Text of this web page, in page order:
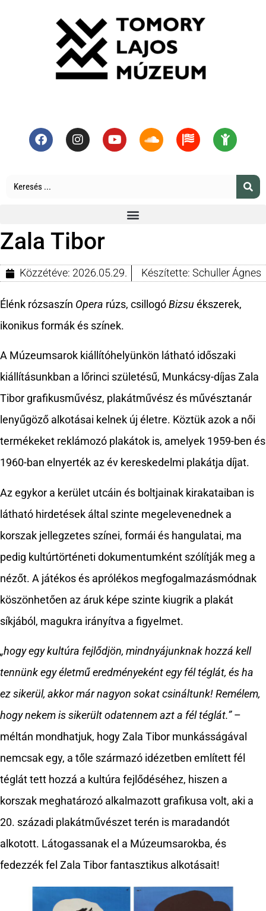
Zala Tibor
Közzétéve: 2026.05.29. Készítette: Schuller Ágnes
Élénk rózsaszín Opera rúzs, csillogó Bizsu ékszerek,
ikonikus formák és színek.
A Múzeumsarok kiállítóhelyünkön látható időszaki
kiállításunkban a lőrinci születésű, Munkácsy-díjas Zala
Tibor grafikusművész, plakátművész és művésztanár
lenyűgöző alkotásai kelnek új életre. Köztük azok a női
termékeket reklámozó plakátok is, amelyek 1959-ben és
1960-ban elnyerték az év kereskedelmi plakátja díjat.
Az egykor a kerület utcáin és boltjainak kirakataiban is
látható hirdetések által szinte megelevenednek a
korszak jellegzetes színei, formái és hangulatai, ma
pedig kultúrtörténeti dokumentumként szólítják meg a
nézőt. A játékos és aprólékos megfogalmazásmódnak
köszönhetően az áruk képe szinte kiugrik a plakát
síkjából, magukra irányítva a figyelmet.
„hogy egy kultúra fejlődjön, mindnyájunknak hozzá kell
tennünk egy életmű eredményeként egy fél téglát, és ha
ez sikerül, akkor már nagyon sokat csináltunk! Remélem,
hogy nekem is sikerült odatennem azt a fél téglát.”–
méltán mondhatjuk, hogy Zala Tibor munkásságával
nemcsak egy, a tőle származó idézetben említett fél
téglát tett hozzá a kultúra fejlődéséhez, hiszen a
korszak meghatározó alkalmazott grafikusa volt, aki a
20. századi plakátművészet terén is maradandót
alkotott. Látogassanak el a Múzeumsarokba, és
fedezzék fel Zala Tibor fantasztikus alkotásait!